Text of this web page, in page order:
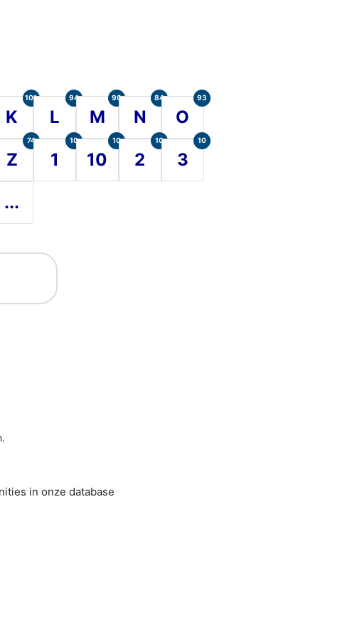
K
101
L
94
M
90
N
84
O
93
Z
74
1
10
10
10
2
10
3
10
...
in onze database